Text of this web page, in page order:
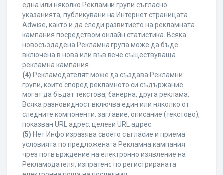
една или няколко Рекламни групи съгласно
указанията, публикувани на Интернет страницата
Adwise, както и да следи развитието на рекламната
кампания посредством онлайн статистика. Всяка
новосъздадена Рекламна група може да бъде
включена в нова или във вече съществуваща
рекламна кампания.
(4) Рекламодателят може да създава Рекламни
групи, които според рекламното си съдържание
могат да бъдат текстова, банерна, друга реклама.
Всяка разновидност включва един или няколко от
следните компоненти: заглавие, описание (текстово),
показван URL адрес, целеви URL адрес.
(5) Нет Инфо изразява своето съгласие и приема
условията по предложената Рекламна кампания
чрез потвърждение на електронно изявление на
Рекламодателя, изпратено по регистрираната